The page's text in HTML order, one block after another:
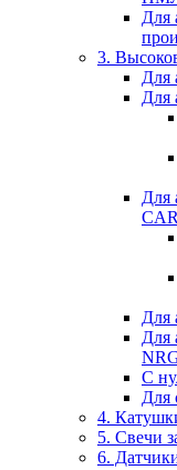
Для
3.
Для
Для
Для
Для
Для
С
Для
4.
5. Свечи
6.